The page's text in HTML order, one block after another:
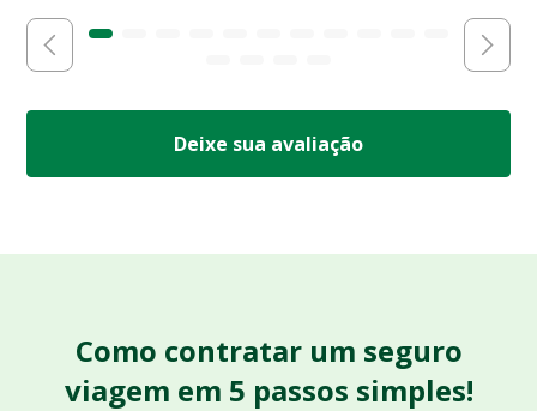
Deixe sua avaliação
Como contratar um seguro
viagem em 5 passos simples!